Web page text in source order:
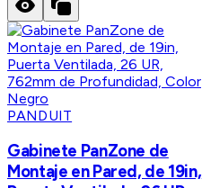
PANDUIT
Gabinete PanZone de
Montaje en Pared, de 19in,